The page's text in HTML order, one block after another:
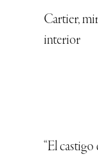
Cartier,
interior
“El castigo